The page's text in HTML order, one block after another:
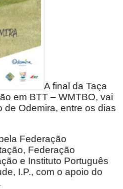
A final da Taça
em BTT – WMTBO, vai
de Odemira, entre os dias
Federação
Federação
e Instituto Português
I.P., com o apoio do